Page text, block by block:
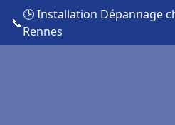
📞
🕒 Installation Dépannage
Rennes